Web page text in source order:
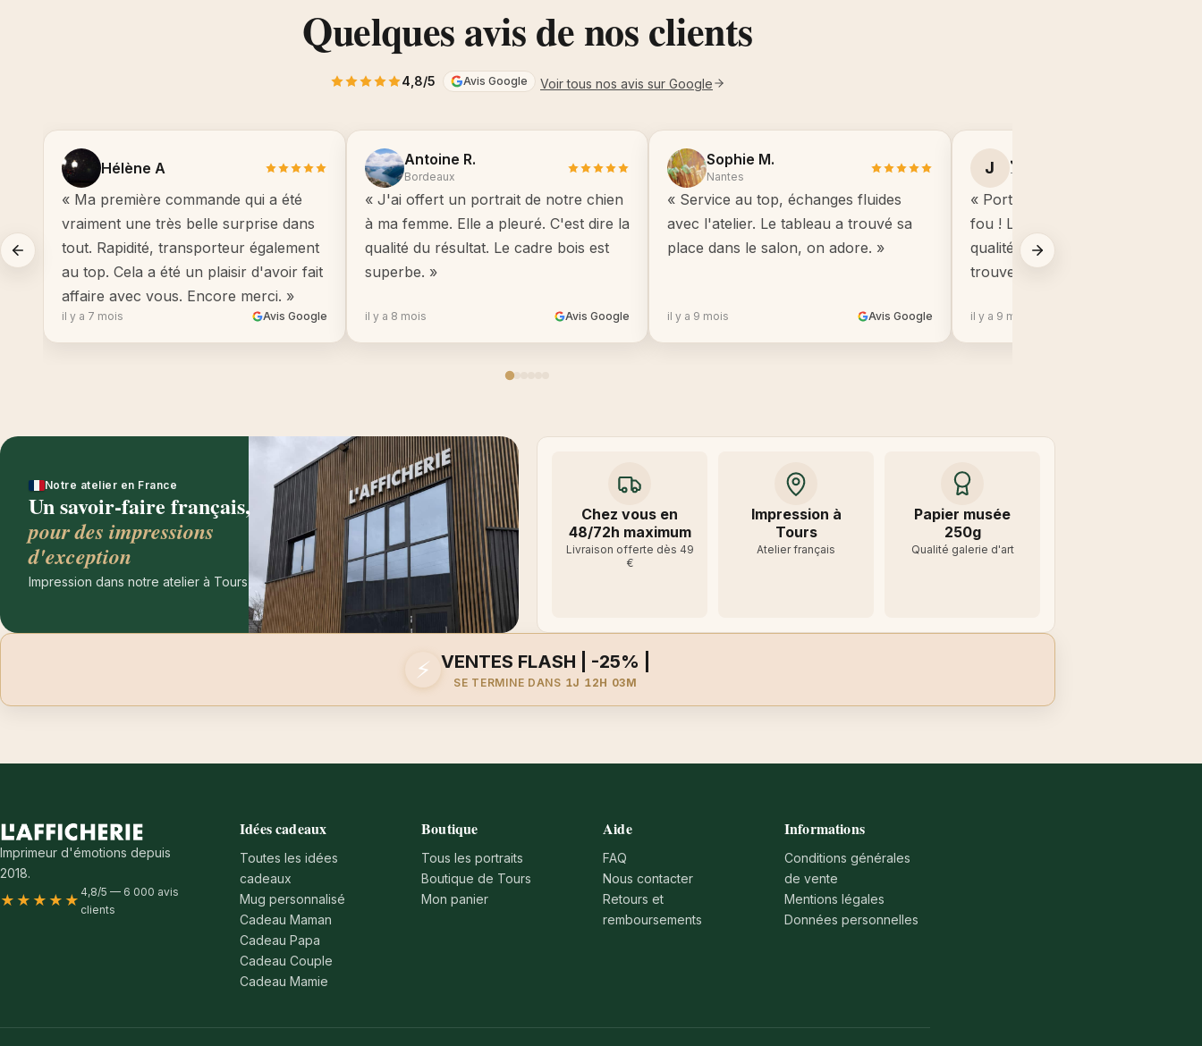
Quelques avis de nos clients
4,8/5 Avis Google Voir tous nos avis sur Google
Hélène A
« Ma première commande qui a été
vraiment une très belle surprise dans
tout. Rapidité, transporteur également
au top. Cela a été un plaisir d'avoir fait
affaire avec vous. Encore merci. »
il y a 7 mois Avis Google
Antoine R.
Bordeaux
« J'ai offert un portrait de notre chien
à ma femme. Elle a pleuré. C'est dire la
qualité du résultat. Le cadre bois est
superbe. »
il y a 8 mois Avis Google
Sophie M.
Nantes
« Service au top, échanges fluides
avec l'atelier. Le tableau a trouvé sa
place dans le salon, on adore. »
il y a 9 mois Avis Google
J Julie B.
Toulouse
« Portrait manga de mon fils, il
fou ! Le cadre est de très bonne
qualité, beaucoup mieux que ce
trouve en grande surface. »
il y a 9 mois
Notre atelier en France
Un savoir-faire français,
pour des impressions
d'exception
Impression dans notre atelier à Tours
Chez vous en
48/72h maximum
Livraison offerte dès 49
€
Impression à
Tours
Atelier français
Papier musée
250g
Qualité galerie d'art
⚡ VENTES FLASH | -25% |
SE TERMINE DANS 1J 12H 03M
Imprimeur d'émotions depuis
2018.
★★★★★ 4,8/5 — 6 000 avis
clients
Idées cadeaux
Toutes les idées
cadeaux
Mug personnalisé
Cadeau Maman
Cadeau Papa
Cadeau Couple
Cadeau Mamie
Boutique
Tous les portraits
Boutique de Tours
Mon panier
Aide
FAQ
Nous contacter
Retours et
remboursements
Informations
Conditions générales
de vente
Mentions légales
Données personnelles